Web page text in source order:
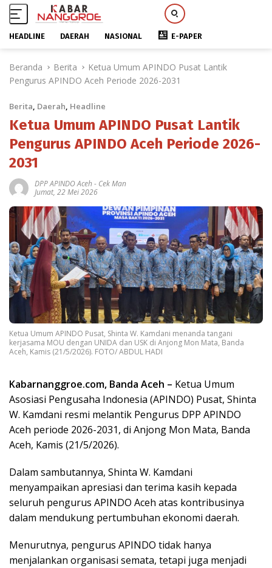
HEADLINE DAERAH NASIONAL E-PAPER
Beranda Berita
Ketua Umum APINDO Pusat Lantik
Pengurus APINDO Aceh Periode 2026-2031
Berita, Daerah, Headline
Ketua Umum APINDO Pusat Lantik
Pengurus APINDO Aceh Periode 2026-
2031
DPP APINDO Aceh - Cek Man
Jumat, 22 Mei 2026
Ketua Umum APINDO Pusat, Shinta W. Kamdani menanda tangani
kerjasama MOU dengan UNIDA dan USK di Anjong Mon Mata, Banda
Aceh, Kamis (21/5/2026). FOTO/ ABDUL HADI
Kabarnanggroe.com, Banda Aceh – Ketua Umum
Asosiasi Pengusaha Indonesia (APINDO) Pusat, Shinta
W. Kamdani resmi melantik Pengurus DPP APINDO
Aceh periode 2026-2031, di Anjong Mon Mata, Banda
Aceh, Kamis (21/5/2026).
Dalam sambutannya, Shinta W. Kamdani
menyampaikan apresiasi dan terima kasih kepada
seluruh pengurus APINDO Aceh atas kontribusinya
dalam mendukung pertumbuhan ekonomi daerah.
Menurutnya, pengurus APINDO tidak hanya
menjalankan organisasi semata, tetapi juga menjadi